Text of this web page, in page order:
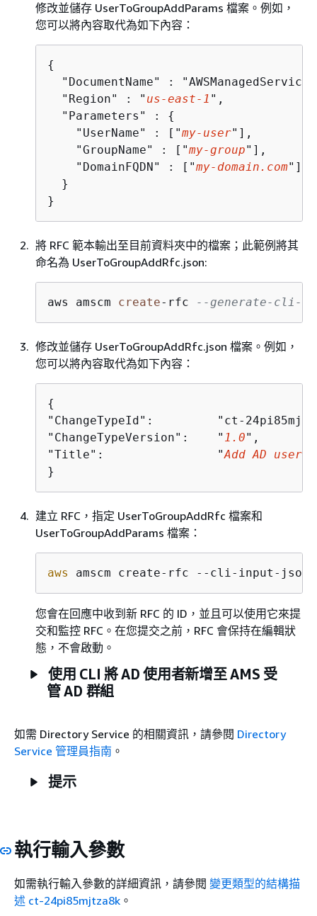
修改並儲存 UserToGroupAddParams 檔案。例如，
您可以將內容取代為如下內容：
{
"DocumentName" :
  "Region" : "
us-east-1 ",
  "Parameters" :
{
    "UserName" : ["
my-user"],
    "GroupName" : ["
my-group"],
    "DomainFQDN" : ["
my-domain.com"]
  }
}
將 RFC 範本輸出至目前資料夾中的檔案；此範例將其
命名為 UserToGroupAddRfc.json:
aws amscm create- rfc --generate-cli-
修改並儲存 UserToGroupAddRfc.json 檔案。例如，
您可以將內容取代為如下內容：
{
"ChangeTypeId":         "ct-
"ChangeTypeVersion":    " 1.0",
"Title":                "Add AD user
}
建立 RFC，指定 UserToGroupAddRfc 檔案和
UserToGroupAddParams 檔案：
aws amscm create-rfc --cli-input-json
您會在回應中收到新 RFC 的 ID，並且可以使用它來提
交和監控 RFC。在您提交之前，RFC 會保持在編輯狀
態，不會啟動。
使用 CLI 將 AD 使用者新增至 AMS 受
管 AD 群組
如需 Directory Service 的相關資訊，請參閱 Directory
Service 管理員指南 。
提示
執行輸入參數
如需執行輸入參數的詳細資訊，請參閱 變更類型的結構描
述 ct-24pi85mjtza8k 。